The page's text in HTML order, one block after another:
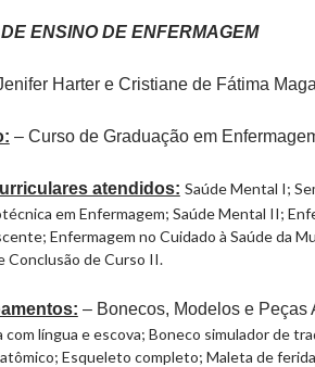
ENSINO DE ENFERMAGEM
Harter e Cristiane de Fátima
– Curso de Graduação em
atendidos: Saúde Mental I;
em Enfermagem; Saúde Mental II;
Enfermagem no Cuidado à Saúde da
Conclusão de Curso II.
– Bonecos, Modelos e Peças
língua e escova; Boneco simulador de
Esqueleto completo; Maleta de